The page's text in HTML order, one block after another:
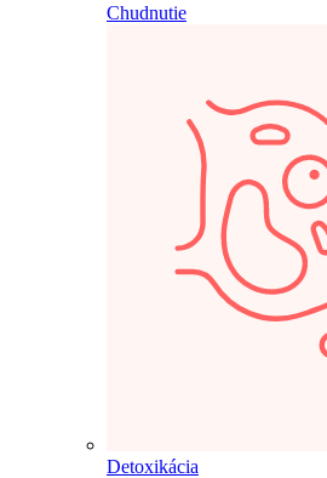
Chudnutie
Detoxikácia